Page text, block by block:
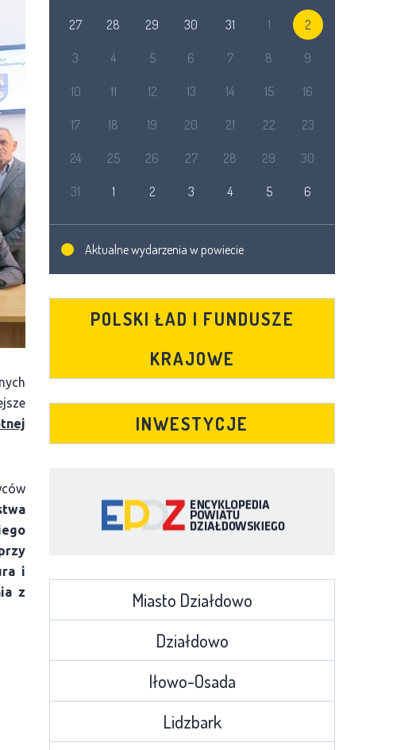
i
z
27 28 29 30 31 1 2
3 4 5 6 7 8 9
10 11 12 13 14 15 16
17 18 19 20 21 22 23
24 25 26 27 28 29 30
31 1 2 3 4 5 6
Aktualne wydarzenia w powiecie
POLSKI ŁAD I FUNDUSZE
KRAJOWE
INWESTYCJE
Miasto Działdowo
Działdowo
Iłowo-Osada
Lidzbark